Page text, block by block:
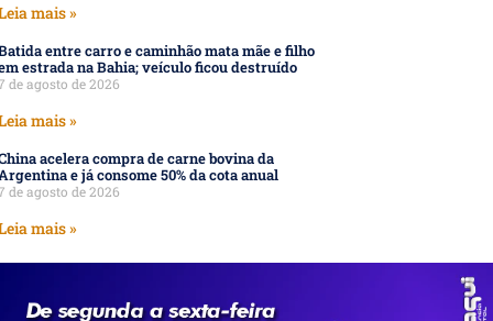
mais »
entre carro e caminhão mata mãe e filho
estrada na Bahia; veículo ficou destruído
de agosto de 2026
mais »
acelera compra de carne bovina da
e já consome 50% da cota anual
de agosto de 2026
mais »